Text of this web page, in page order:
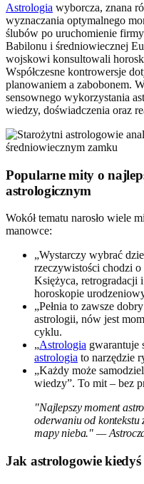
Astrologia wyborcza, znana
wyznaczania optymalnego
ślubów po uruchomienie
Babilonu i średniowiecznej
wojskowi konsultowali
Współczesne kontrowersje
planowaniem a zabobonem.
sensownego wykorzystania
wiedzy, doświadczenia oraz
Popularne mity o
astrologicznym
Wokół tematu narosło wiele
manowce:
„Wystarczy wybrać
rzeczywistości chodzi
Księżyca, retrogradacji
horoskopie
„Pełnia to zawsze
astrologii, nów jest
cyklu.
„Astrologia gwarantuje
astrologia to narzędzie
„Każdy może
wiedzy”. To mit – bez
"Najlepszy moment
oderwaniu od
mapy nieba." —
Jak astrologowie